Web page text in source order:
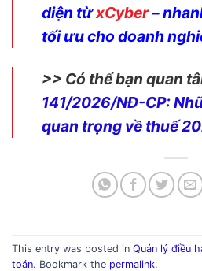
diện từxCyber–
tối ưu cho doanh
>> Có thể bạn quan
141/2026/NĐ-CP:
quan trọng về thuế
This entry was posted in Quản lý điều
toán. Bookmark the permalink.